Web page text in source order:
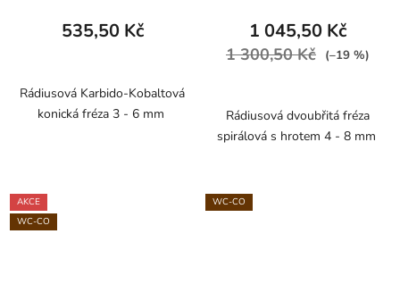
535,50 Kč
Rádiusová Karbido-Kobaltová
konická fréza 3 - 6 mm
1 045,50 Kč
1 300,50 Kč (–19 %)
Rádiusová dvoubřitá fréza
spirálová s hrotem 4 - 8 mm
AKCE
WC-CO
WC-CO